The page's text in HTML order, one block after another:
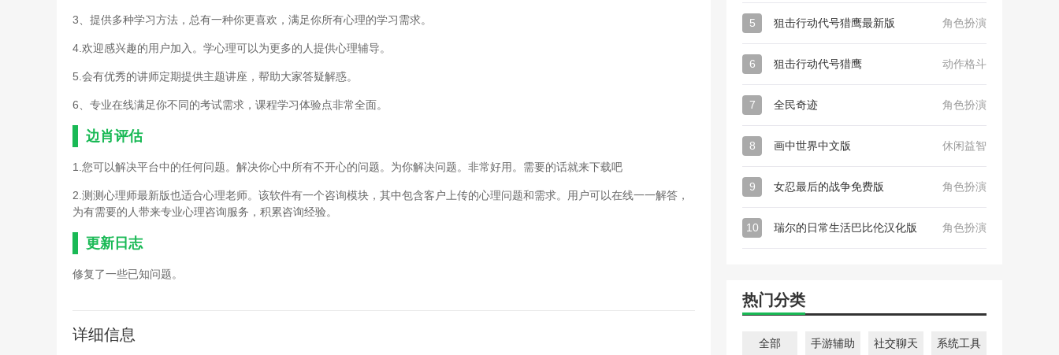
3、提供多种学习方法，总有一种你更喜欢，满足你所有心理的学习需求。
4.欢迎感兴趣的用户加入。学心理可以为更多的人提供心理辅导。
5.会有优秀的讲师定期提供主题讲座，帮助大家答疑解惑。
6、专业在线满足你不同的考试需求，课程学习体验点非常全面。
边肖评估
1.您可以解决平台中的任何问题。解决你心中所有不开心的问题。为你解决问题。非常好用。需要的话就来下载吧
2.测测心理师最新版也适合心理老师。该软件有一个咨询模块，其中包含客户上传的心理问题和需求。用户可以在线一一解答，
为有需要的人带来专业心理咨询服务，积累咨询经验。
更新日志
修复了一些已知问题。
详细信息
5 狙击行动代号猎鹰最新版 角色扮演
6 狙击行动代号猎鹰 动作格斗
7 全民奇迹 角色扮演
8 画中世界中文版 休闲益智
9 女忍最后的战争免费版 角色扮演
10 瑞尔的日常生活巴比伦汉化版 角色扮演
热门分类
全部 手游辅助 社交聊天 系统工具